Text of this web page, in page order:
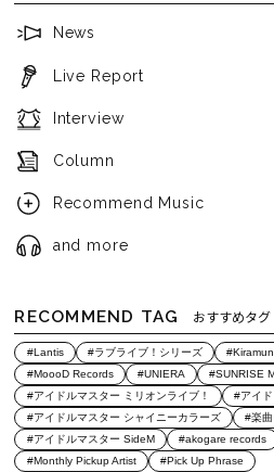
News
Live Report
Interview
Column
Recommend Music
and more
RECOMMEND TAG おすすめタグ
#Lantis #ラブライブ！シリーズ
#MoooD Records
#UNIERA
#SUNRISE
#アイドルマスター ミリオンライブ！
#アイ
#アイドルマスター シャイニーカラーズ
#楽
#アイドルマスター SideM
#akogare records
#Monthly Pickup Artist
#Pick Up Phrase